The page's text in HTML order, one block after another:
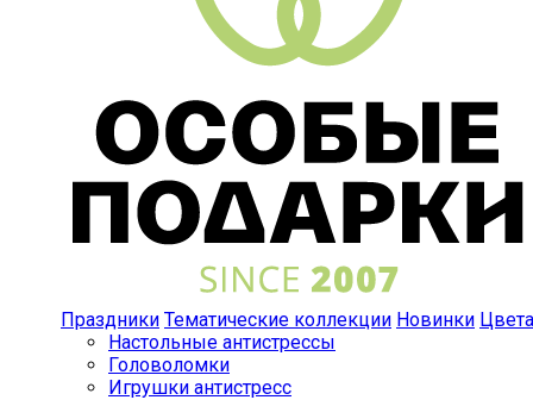
Праздники Тематические коллекции Новинки Цвета
Настольные антистрессы
Головоломки
Игрушки антистресс